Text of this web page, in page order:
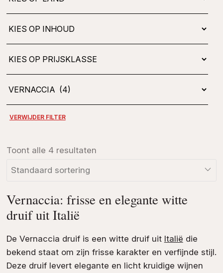
Toont alle 4 resultaten
Vernaccia: frisse en elegante witte
druif uit Italië
De Vernaccia druif is een witte druif uit Italië die
bekend staat om zijn frisse karakter en verfijnde stijl.
Deze druif levert elegante en licht kruidige wijnen